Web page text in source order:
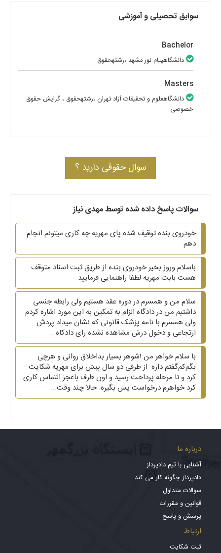
سوابق تحصیلی و آموزشی
Bachelor
دانشگاهپیام نور مشهد ،رشتهحقوق
Masters
دانشگاهعلوم و تحقیقات آزاد تهران ،رشتهحقوق ، گرایش حقوق
خصوصی
سوال حقوقی دارید ؟
سوالات پاسخ داده شده توسط مهدی نیاز
خودروی بنده توقیف شده پای مهریه چه کاری میتونم انجام
دهم
باسلام وروز بخیر خودروی بنده از طریق ثبت اسناد متوقف
هست بابت مهریه لطفا راهنمایی فرمایید
سلام من و همسرم در دوره عقد هستیم ولی رابطه جنسی
داشتیم من در دادگاه الزام به تمکین به این مورد اشاره کردم
ولی همسرم با نامه پزشک قانونی که نشان میداد پردش
ارتجاعی و دخول درش مشاهده نشده رای دادکاه...
با سلام خواهر من ۱شوهر بسیار بداخلاق روانی و هرچی
بگم‌کم‌گفتم داره. از طرفی دو سال پیش برای مهریه شکایت
کرد و تا مرحله پرداخت رسید و اون طرف باعجز التماس کاری
کرد خواهرم درخواست پس بگیره. حالا چند وقت...
درباره ما
آشنایی با تیم دادپرداز
دادپرداز چگونه کار می کند
سوالات متداول
قوانین و مقررات
پرسش و پاسخ
ارتباط
ثبت شکایت